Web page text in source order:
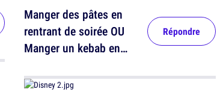
Manger des pâtes en
rentrant de soirée OU
Manger un kebab en
Répondre